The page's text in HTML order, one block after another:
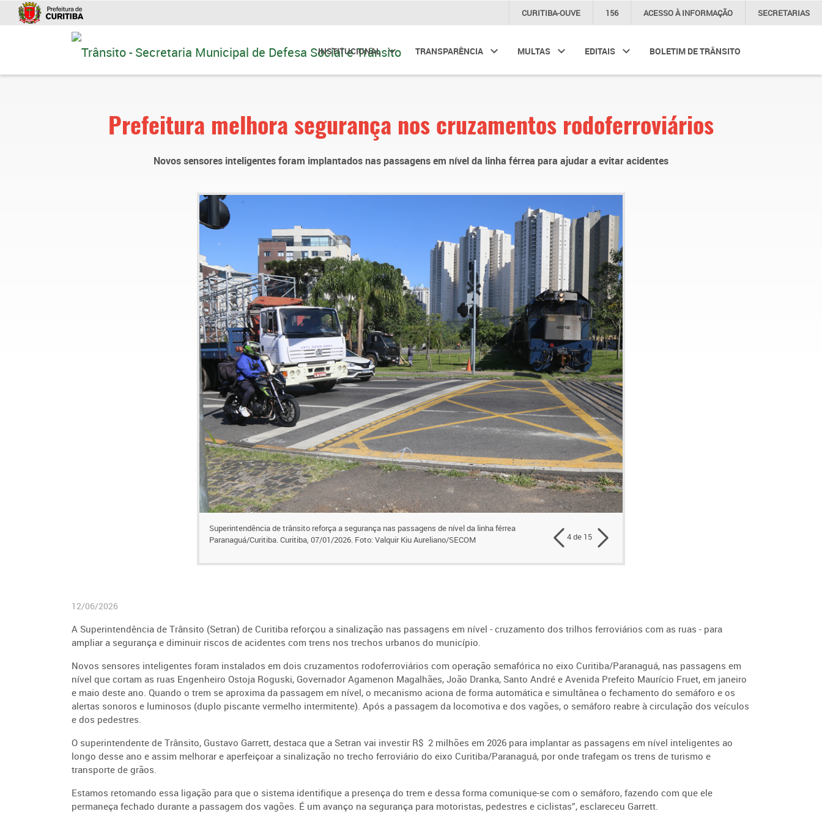
CURITIBA-OUVE 156 ACESSO ÀINFORMAÇÃO SECRETARIAS
INSTITUCIONAL TRANSPARÊNCIA MULTAS EDITAIS BOLETIM DE TRÂNSITO
Prefeitura melhora segurança nos cruzamentos rodoferroviários
Novos sensores inteligentes foram implantados nas passagens em nível da linha férrea para ajudar a evitar acidentes
Superintendência de trânsito reforça a segurança nas passagens de nível da linha férrea
Paranaguá/Curitiba. Curitiba, 07/01/2026. Foto: Valquir Kiu Aureliano/SECOM
4 de 15
12/06/2026
A Superintendência de Trânsito (Setran) de Curitiba reforçou a sinalização nas passagens em nível - cruzamento dos trilhos ferroviários com as ruas - para
ampliar a segurança e diminuir riscos de acidentes com trens nos trechos urbanos do município.
Novos sensores inteligentes foram instalados em dois cruzamentos rodoferroviários com operação semafórica no eixo Curitiba/Paranaguá, nas passagens em
nível que cortam as ruas Engenheiro Ostoja Roguski, Governador Agamenon Magalhães, João Dranka, Santo André e Avenida Prefeito Maurício Fruet, em janeiro
e maio deste ano. Quando o trem se aproxima da passagem em nível, o mecanismo aciona de forma automática e simultânea o fechamento do semáforo e os
alertas sonoros e luminosos (duplo piscante vermelho intermitente). Após a passagem da locomotiva e dos vagões, o semáforo reabre à circulação dos veículos
e dos pedestres.
O superintendente de Trânsito, Gustavo Garrett, destaca que a Setran vai investir R$ 2 milhões em 2026 para implantar as passagens em nível inteligentes ao
longo desse ano e assim melhorar e aperfeiçoar a sinalização no trecho ferroviário do eixo Curitiba/Paranaguá, por onde trafegam os trens de turismo e
transporte de grãos.
Estamos retomando essa ligação para que o sistema identifique a presença do trem e dessa forma comunique-se com o semáforo, fazendo com que ele
permaneça fechado durante a passagem dos vagões. É um avanço na segurança para motoristas, pedestres e ciclistas”, esclareceu Garrett.